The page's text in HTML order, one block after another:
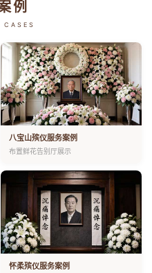
例
CASES
八宝山殡仪服务案例
布置鲜花告别厅展示
怀柔殡仪服务案例